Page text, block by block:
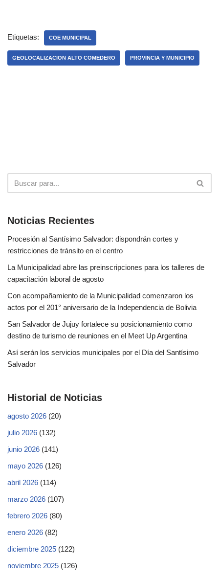
Etiquetas: COE MUNICIPAL
GEOLOCALIZACION ALTO COMEDERO PROVINCIA Y MUNICIPIO
Noticias Recientes
Procesión al Santísimo Salvador: dispondrán cortes y
restricciones de tránsito en el centro
La Municipalidad abre las preinscripciones para los talleres de
capacitación laboral de agosto
Con acompañamiento de la Municipalidad comenzaron los
actos por el 201° aniversario de la Independencia de Bolivia
San Salvador de Jujuy fortalece su posicionamiento como
destino de turismo de reuniones en el Meet Up Argentina
Así serán los servicios municipales por el Día del Santísimo
Salvador
Historial de Noticias
agosto 2026 (20)
julio 2026 (132)
junio 2026 (141)
mayo 2026 (126)
abril 2026 (114)
marzo 2026 (107)
febrero 2026 (80)
enero 2026 (82)
diciembre 2025 (122)
noviembre 2025 (126)